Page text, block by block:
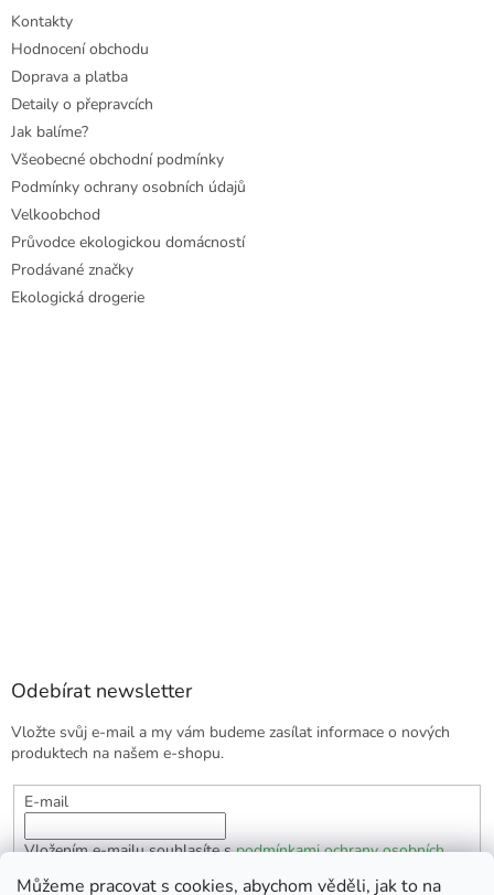
Můžeme pracovat s cookies, abychom věděli, jak to na
Kontakty
Hodnocení obchodu
Doprava a platba
Detaily o přepravcích
Jak balíme?
Všeobecné obchodní podmínky
Podmínky ochrany osobních údajů
Velkoobchod
Průvodce ekologickou domácností
Prodávané značky
Ekologická drogerie
Odebírat newsletter
Vložte svůj e-mail a my vám budeme zasílat informace o nových
produktech na našem e-shopu.
E-mail
Vložením e-mailu souhlasíte spodmínkami ochrany osobních